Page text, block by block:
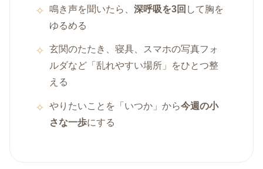
鳴き声を聞いたら、深呼吸を3回 して胸を
ゆるめる
玄関のたたき、寝具、スマホの写真フォ
ルダなど「乱れやすい場所」をひとつ整
える
やりたいことを「いつか」から今週の小
さな一歩にする